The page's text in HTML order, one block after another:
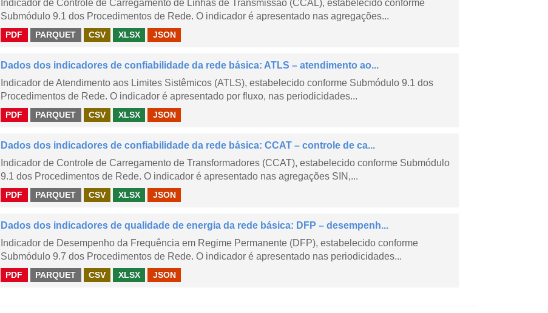
Indicador de Controle de Carregamento de Linhas de Transmissão (CCAL), estabelecido conforme
Submódulo 9.1 dos Procedimentos de Rede. O indicador é apresentado nas agregações...
PDF PARQUET CSV XLSX JSON
Dados dos indicadores de confiabilidade da rede básica: ATLS – atendimento ao...
Indicador de Atendimento aos Limites Sistêmicos (ATLS), estabelecido conforme Submódulo 9.1 dos
Procedimentos de Rede. O indicador é apresentado por fluxo, nas periodicidades...
PDF PARQUET CSV XLSX JSON
Dados dos indicadores de confiabilidade da rede básica: CCAT – controle de ca...
Indicador de Controle de Carregamento de Transformadores (CCAT), estabelecido conforme Submódulo
9.1 dos Procedimentos de Rede. O indicador é apresentado nas agregações SIN,...
PDF PARQUET CSV XLSX JSON
Dados dos indicadores de qualidade de energia da rede básica: DFP – desempenh...
Indicador de Desempenho da Frequência em Regime Permanente (DFP), estabelecido conforme
Submódulo 9.7 dos Procedimentos de Rede. O indicador é apresentado nas periodicidades...
PDF PARQUET CSV XLSX JSON